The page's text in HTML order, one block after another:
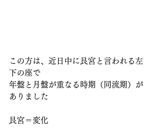
この方は、近日中に艮宮と言われる左
下の座で
年盤と月盤が重なる時期（同流期）が
ありました
艮宮＝変化